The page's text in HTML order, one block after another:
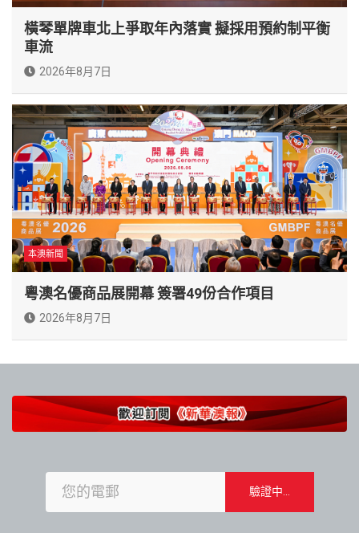
橫琴單牌車北上爭取年內落實 擬採用預約制平衡
車流
2026年8月7日
本澳新聞
粵澳名優商品展開幕 簽署49份合作項目
2026年8月7日